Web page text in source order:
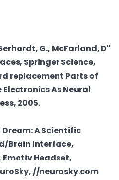
G., McFarland, D"
Springer Science,
replacement Parts of
As Neural
2005.
Dream: A Scientific
Brain Interface,
Emotiv Headset,
//neurosky.com